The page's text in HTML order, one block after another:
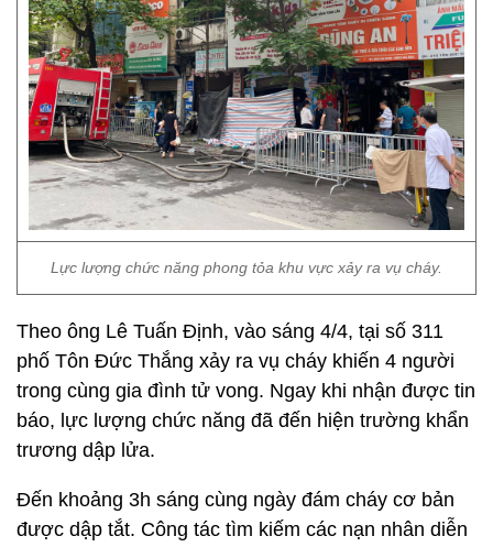
Lực lượng chức năng phong tỏa khu vực xảy ra vụ cháy.
Theo ông Lê Tuấn Định, vào sáng 4/4, tại số 311
phố Tôn Đức Thắng xảy ra vụ cháy khiến 4 người
trong cùng gia đình tử vong. Ngay khi nhận được tin
báo, lực lượng chức năng đã đến hiện trường khẩn
trương dập lửa.
Đến khoảng 3h sáng cùng ngày đám cháy cơ bản
được dập tắt. Công tác tìm kiếm các nạn nhân diễn